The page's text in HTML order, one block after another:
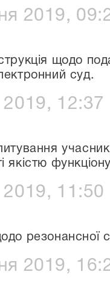
2019,
щодо
суд.
12:37
якістю
11:50
резонансної
2019,